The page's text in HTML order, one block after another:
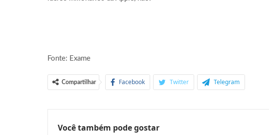
Fonte: Exame
Compartilhar Facebook Twitter Telegram
Você também pode gostar